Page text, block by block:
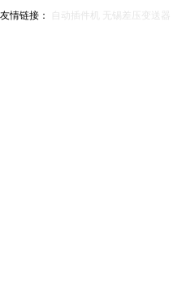
友情链接： 自动插件机 无锡差压变送器